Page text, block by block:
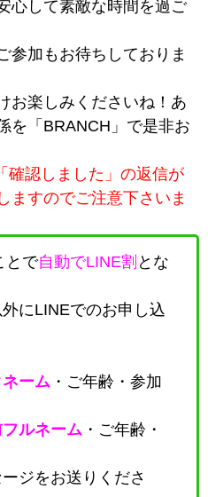
心して素敵な時間を過ご
参加もお待ちしておりま
お楽しみくださいね！あ
を「BRANCH」で是非お
認しました」の返信が
ますのでご注意下さいま
とで自動でLINE割 とな
にLINEでのお申し込
ーム ・ ご年齢・参加
ルネーム ・ ご年齢・
ジをお送りくださ